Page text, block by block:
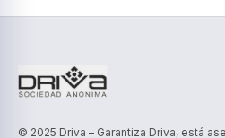
© 2025 Driva – Garantiza Driva, está